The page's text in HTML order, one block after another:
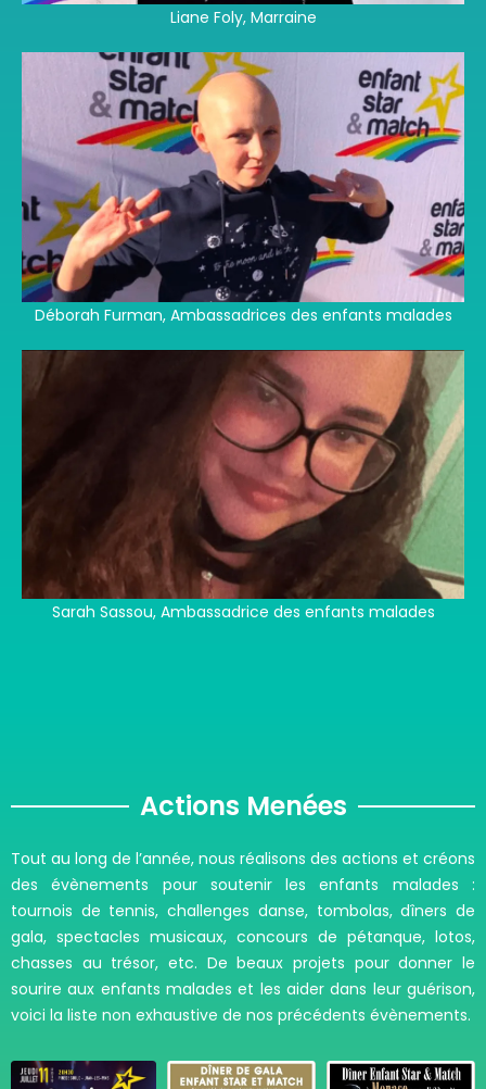
Liane Foly, Marraine
Déborah Furman, Ambassadrices des enfants malades
Sarah Sassou, Ambassadrice des enfants malades
Actions Menées
Tout au long de l’année, nous réalisons des actions et créons
des évènements pour soutenir les enfants malades :
tournois de tennis, challenges danse, tombolas, dîners de
gala, spectacles musicaux, concours de pétanque, lotos,
chasses au trésor, etc. De beaux projets pour donner le
sourire aux enfants malades et les aider dans leur guérison,
voici la liste non exhaustive de nos précédents évènements.